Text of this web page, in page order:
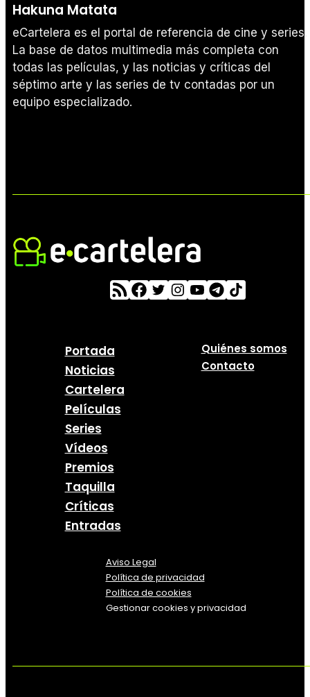
Hakuna Matata
eCartelera es el portal de referencia de cine y series.
La base de datos multimedia más completa con
todas las películas, y las noticias y críticas del
séptimo arte y las series de tv contadas por un
equipo especializado.
Portada
Noticias
Cartelera
Películas
Series
Vídeos
Premios
Taquilla
Críticas
Entradas
Quiénes somos
Contacto
Aviso Legal
Política de privacidad
Política de cookies
Gestionar cookies y privacidad